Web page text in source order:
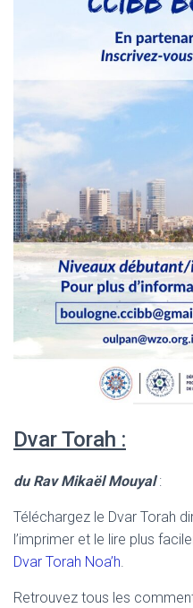
Dvar Torah :
du Rav Mikaël Mouyal:
Téléchargez le Dvar Torah
l’imprimer et le lire plus
Dvar Torah Noa’h.
Retrouvez tous les